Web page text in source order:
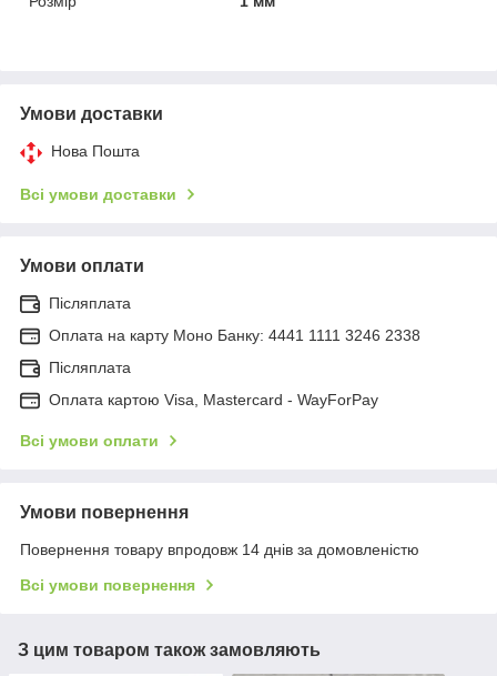
Умови доставки
Нова Пошта
Всі умови доставки
Умови оплати
Післяплата
Оплата на карту Моно Банку: 4441 1111 3246 2338
Післяплата
Оплата картою Visa, Mastercard - WayForPay
Всі умови оплати
Умови повернення
Повернення товару впродовж 14 днів за домовленістю
Всі умови повернення
З цим товаром також замовляють